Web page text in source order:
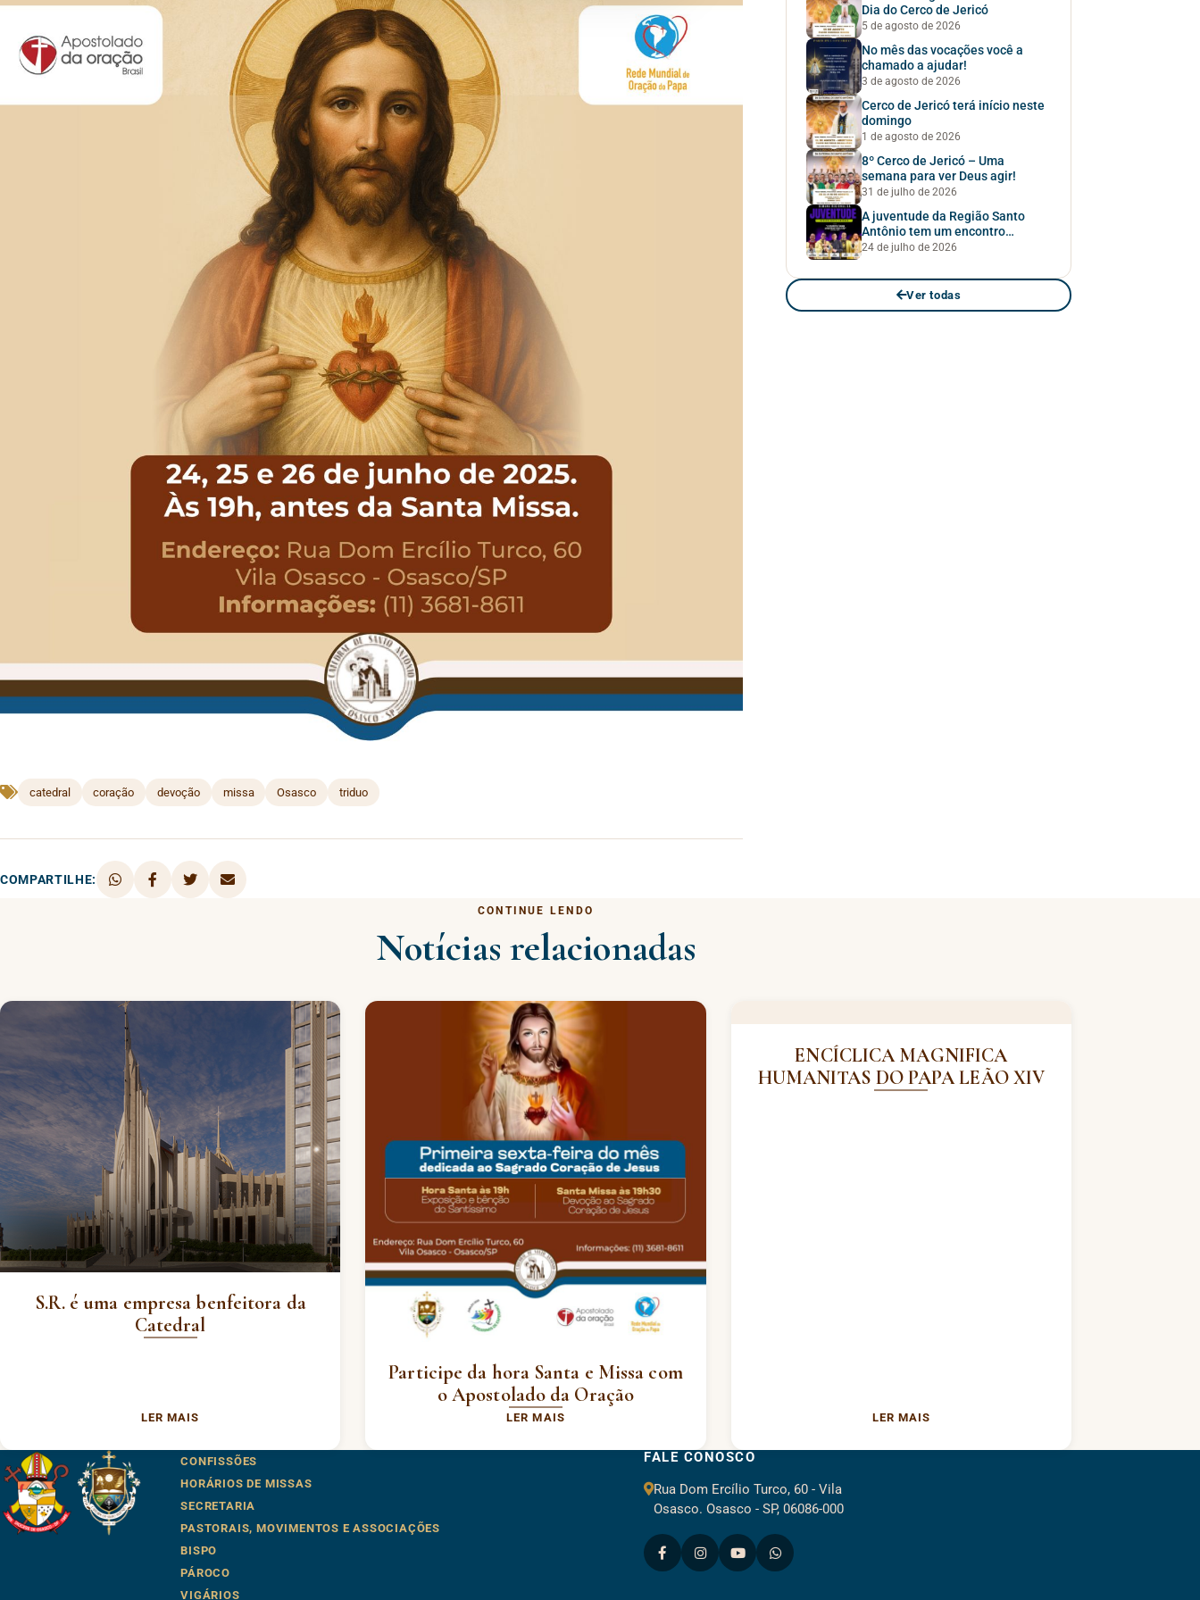
catedral coração devoção missa Osasco triduo
COMPARTILHE:
Dia do Cerco de Jericó
5 de agosto de 2026
No mês das vocações você a
chamado a ajudar!
3 de agosto de 2026
Cerco de Jericó terá início neste
domingo
1 de agosto de 2026
8º Cerco de Jericó – Uma
semana para ver Deus agir!
31 de julho de 2026
A juventude da Região Santo
Antônio tem um encontro
marcado!
24 de julho de 2026
Ver todas
CONTINUE LENDO
Notícias relacionadas
S.R. é uma empresa benfeitora da
Catedral
LER MAIS
Participe da hora Santa e Missa com
o Apostolado da Oração
LER MAIS
ENCÍCLICA MAGNIFICA
HUMANITAS DO PAPA LEÃO XIV
LER MAIS
CONFISSÕES
HORÁRIOS DE MISSAS
SECRETARIA
PASTORAIS, MOVIMENTOS E ASSOCIAÇÕES
BISPO
PÁROCO
VIGÁRIOS
FALE CONOSCO
Rua Dom Ercílio Turco, 60 - Vila
Osasco. Osasco - SP, 06086-000